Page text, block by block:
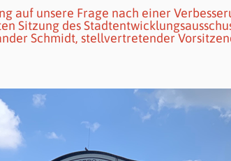
auf unsere Frage nach einer
Sitzung des
Schmidt, stellvertretender